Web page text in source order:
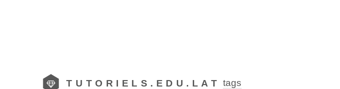
TUTORIELS.EDU.LAT tags